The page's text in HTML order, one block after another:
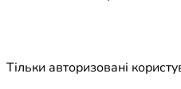
Тільки авторизовані